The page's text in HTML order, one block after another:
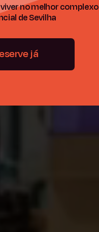
no melhor complexo
de Sevilha
já